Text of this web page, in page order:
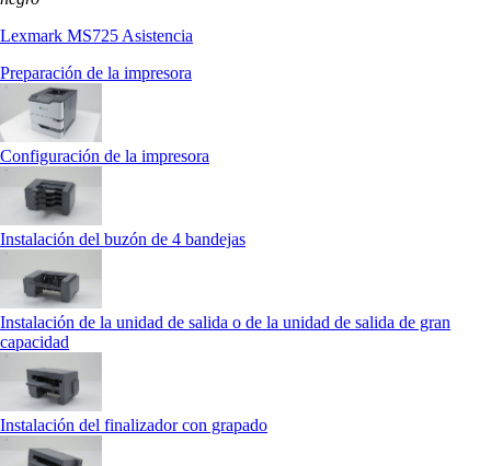
Lexmark MS725 Asistencia
Preparación de la impresora
Configuración de la impresora
Instalación del buzón de 4 bandejas
Instalación de la unidad de salida o de la unidad de salida de gran
capacidad
Instalación del finalizador con grapado